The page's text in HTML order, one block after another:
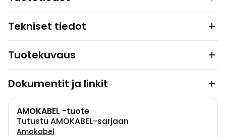
Tekniset tiedot
Tuotekuvaus
Dokumentit ja linkit
AMOKABEL -tuote
Tutustu AMOKABEL-sarjaan
Amokabel